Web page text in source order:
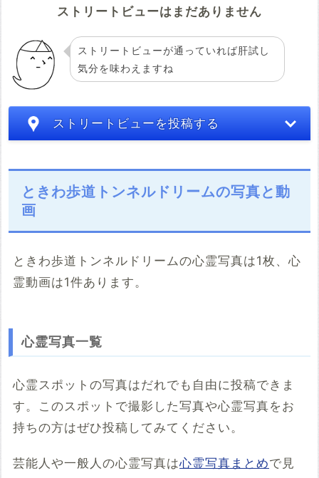
ストリートビューはまだありません
ストリートビューが通っていれば肝試し
気分を味わえますね
ストリートビューを投稿する
こちらのサイト
※共有HTML
例：<iframe src="https://www.google.com/maps/embed?
pb=******" width="600" height="450" frameborder="0"
style="border:0;" allowfullscreen="" aria-hidden="false"
tabindex="0"></iframe>
コメント
ときわ歩道トンネルドリームの写真と動
画
ときわ歩道トンネルドリームの心霊写真は1枚、心
霊動画は1件あります。
心霊写真一覧
心霊スポットの写真はだれでも自由に投稿できま
す。このスポットで撮影した写真や心霊写真をお
持ちの方はぜひ投稿してみてください。
芸能人や一般人の心霊写真は心霊写真まとめで見